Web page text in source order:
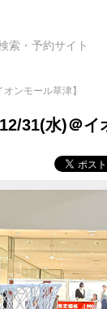
索・予約サイト
ンモール草津】
31(水)＠イ